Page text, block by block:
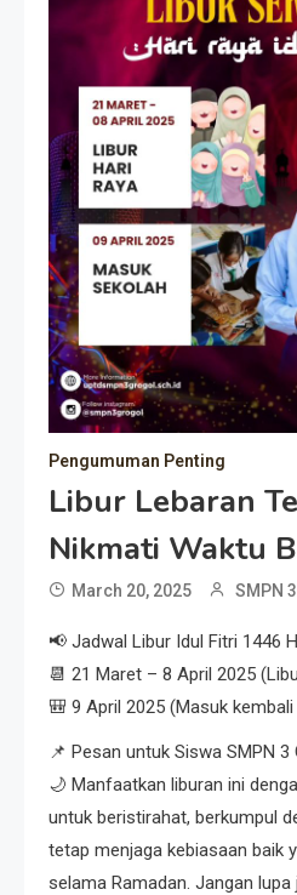
Pengumuman Penting
Libur Lebaran
Nikmati Waktu
March 20, 2025 SMPN
📢 Jadwal Libur Idul Fitri 1446
📆 21 Maret – 8 April 2025
🎒 9 April 2025 (Masuk
📌 Pesan untuk Siswa SMPN 3
🌙 Manfaatkan liburan ini
untuk beristirahat, berkumpul
tetap menjaga kebiasaan baik
selama Ramadan. Jangan